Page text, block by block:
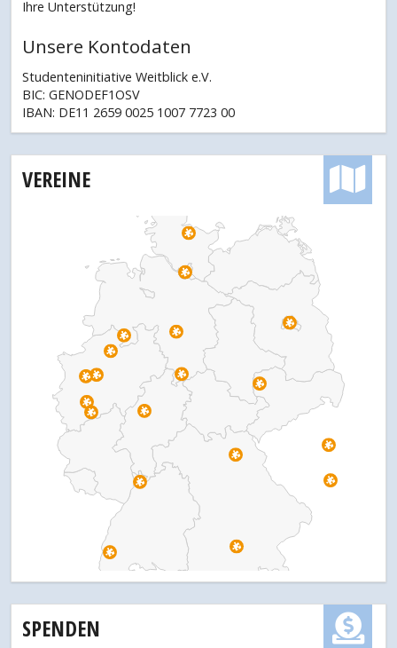
Ihre Unterstützung!
Unsere Kontodaten
Studenteninitiative Weitblick e.V.
BIC: GENODEF1OSV
IBAN: DE11 2659 0025 1007 7723 00
VEREINE
SPENDEN